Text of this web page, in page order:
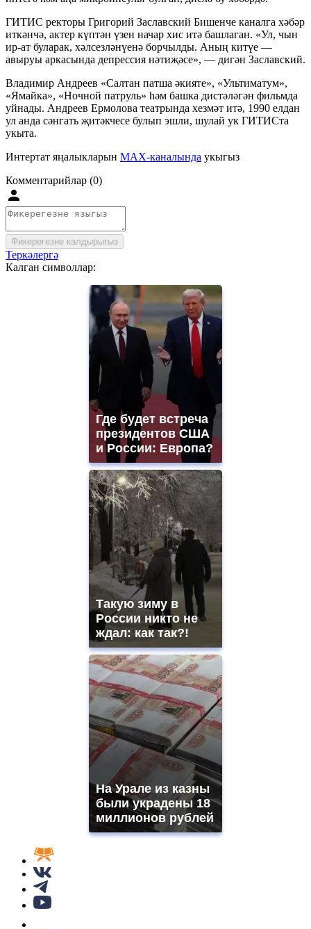
ГИТИС ректоры Григорий Заславский Бишенче каналга хәбәр
иткәнчә, актер күптән үзен начар хис итә башлаган. «Ул, чын
ир-ат буларак, хәлсезләнүенә борчылды. Аның китүе —
авыруы аркасында депрессия нәтиҗәсе», — дигән Заславский.
Владимир Андреев «Салтан патша әкияте», «Ультиматум»,
«Ямайка», «Ночной патруль» һәм башка дистәләгән фильмда
уйнады. Андреев Ермолова театрында хезмәт итә, 1990 елдан
ул анда сәнгать җитәкчесе булып эшли, шулай ук ГИТИСта
укыта.
Интертат яңалыкларын MAX-каналында укыгыз
Комментарийлар (0)
Фикерегезне калдырыгыз
Теркәлергә
Калган символлар:
Где будет встреча
президентов США
и России: Европа?
Такую зиму в
России никто не
ждал: как так?!
На Урале из казны
были украдены 18
миллионов рублей